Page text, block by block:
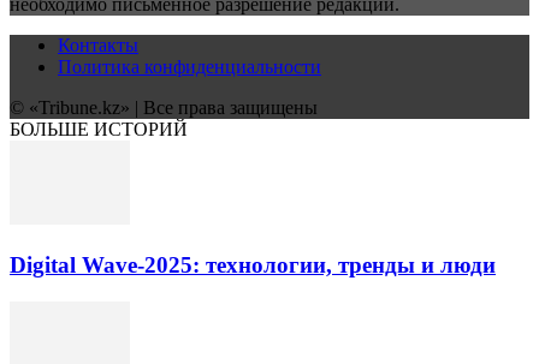
необходимо письменное разрешение редакции.
Контакты
Политика конфиденциальности
© «Tribune.kz» | Все права защищены
БОЛЬШЕ ИСТОРИЙ
Digital Wave-2025: технологии, тренды и люди